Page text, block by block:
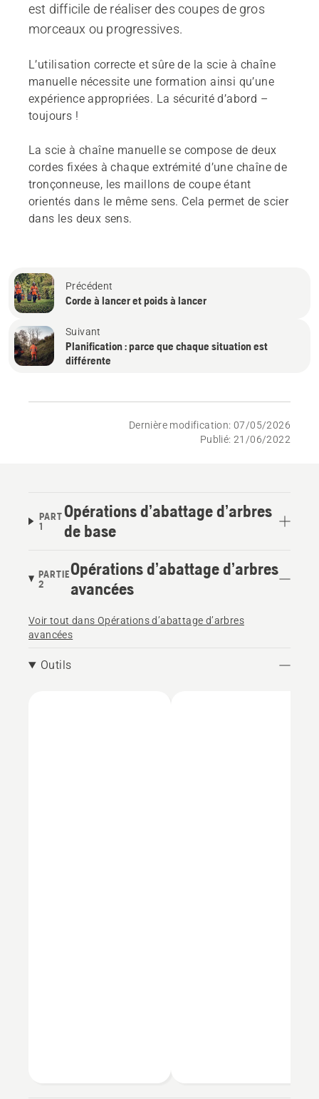
est difficile de réaliser des coupes de gros
morceaux ou progressives.
L’utilisation correcte et sûre de la scie à chaîne
manuelle nécessite une formation ainsi qu’une
expérience appropriées. La sécurité d’abord –
toujours !
La scie à chaîne manuelle se compose de deux
cordes fixées à chaque extrémité d’une chaîne de
tronçonneuse, les maillons de coupe étant
orientés dans le même sens. Cela permet de scier
dans les deux sens.
Précédent
Corde à lancer et poids à lancer
Suivant
Planification : parce que chaque situation est
différente
Dernière modification: 07/05/2026
Publié: 21/06/2022
PART
1
Opérations d’abattage d’arbres
de base
PARTIE
2
Opérations d’abattage d’arbres
avancées
Voir tout dans Opérations d’abattage d’arbres
avancées
Outils